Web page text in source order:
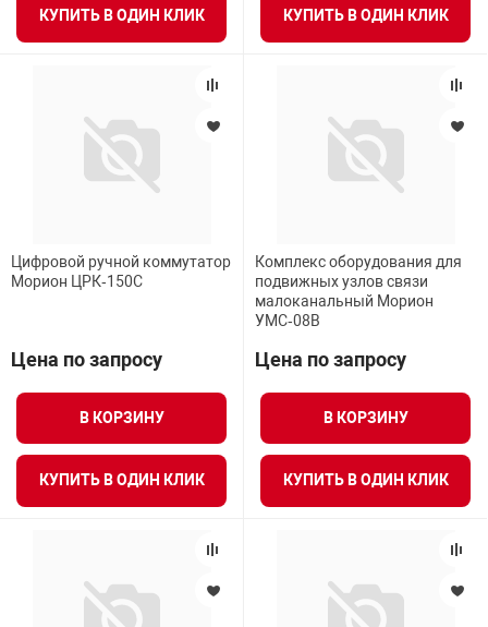
КУПИТЬ В ОДИН КЛИК КУПИТЬ В ОДИН КЛИК
Цифровой ручной коммутатор
Морион ЦРК‑150С
Цена по запросу
В КОРЗИНУ
КУПИТЬ В ОДИН КЛИК
Комплекс оборудования для
подвижных узлов связи
малоканальный Морион
УМС‑08В
Цена по запросу
В КОРЗИНУ
КУПИТЬ В ОДИН КЛИК